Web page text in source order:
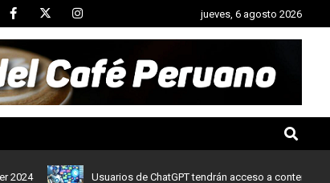
jueves, 6 agosto 2026
Usuarios de ChatGPT tendrán acceso a contenidos de